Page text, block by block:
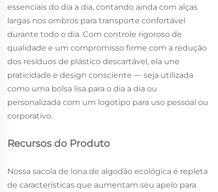
essenciais do dia a dia, contando ainda com alças
largas nos ombros para transporte confortável
durante todo o dia. Com controle rigoroso de
qualidade e um compromisso firme com a redução
dos resíduos de plástico descartável, ela une
praticidade e design consciente — seja utilizada
como uma bolsa lisa para o dia a dia ou
personalizada com um logotipo para uso pessoal ou
corporativo.
Recursos do Produto
Nossa sacola de lona de algodão ecológica é repleta
de características que aumentam seu apelo para